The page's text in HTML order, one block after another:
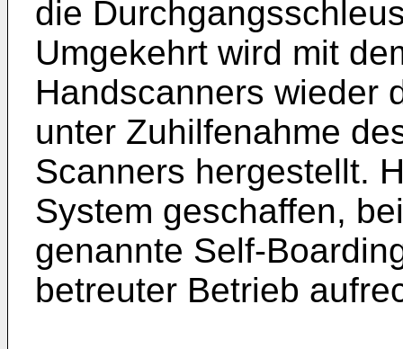
die
Umgekehrt wird mit
Handscanners wieder
unter Zuhilfenahme
Scanners hergestellt.
System geschaffen,
genannte Self-
betreuter Betrieb